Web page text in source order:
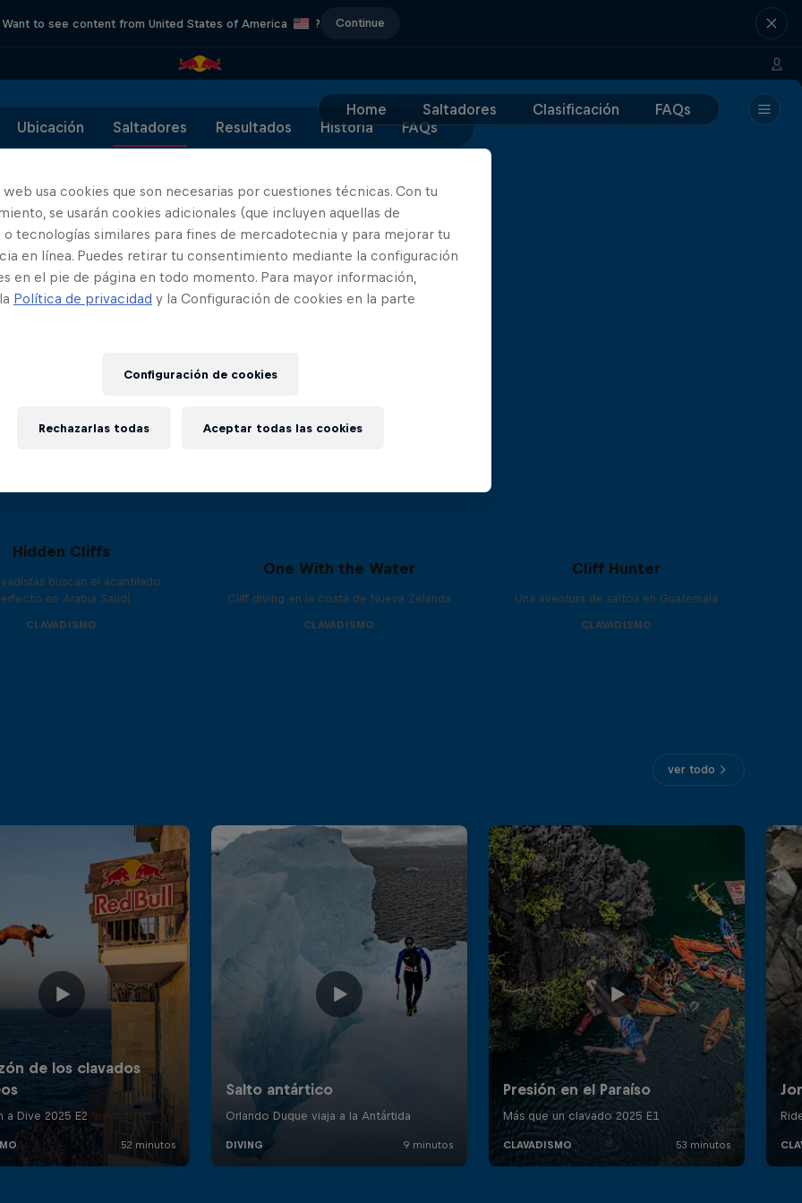
Want to see content from United States of America ? Continue
Home Saltadores Clasificación
FAQs
Ubicación Saltadores Resultados Historia FAQs
Patrocinadores
Hidden Cliffs
buscan el acantilado
en Arabia Saudí
CLAVADISMO
One With the Water
Cliff diving en la costa de Nueva Zelanda
CLAVADISMO
Cliff Hunter
Una aventura de saltos en Guatemala
CLAVADISMO
ver todo
web usa cookies que son necesarias por cuestiones técnicas. Con tu
se usarán cookies adicionales (que incluyen aquellas de
tecnologías similares para fines de mercadotecnia y para mejorar tu
en línea. Puedes retirar tu consentimiento mediante la configuración
en el pie de página en todo momento. Para mayor información,
Política de privacidad y la Configuración de cookies en la parte
Configuración de cookies
Rechazarlas todas Aceptar todas las cookies